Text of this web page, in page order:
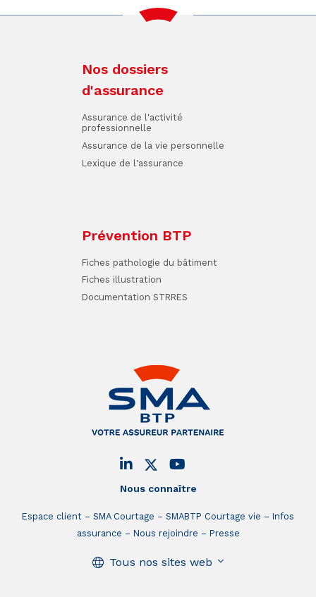
Nous connaître
Espace client SMA Courtage SMABTP Courtage vie
Infos
assurance
Nous rejoindre Presse
Tous nos sites web
Nos dossiers
d'assurance
Assurance de l'activité
professionnelle
Assurance de la vie personnelle
Lexique de l'assurance
Prévention BTP
Fiches pathologie du bâtiment
Fiches illustration
Documentation STRRES